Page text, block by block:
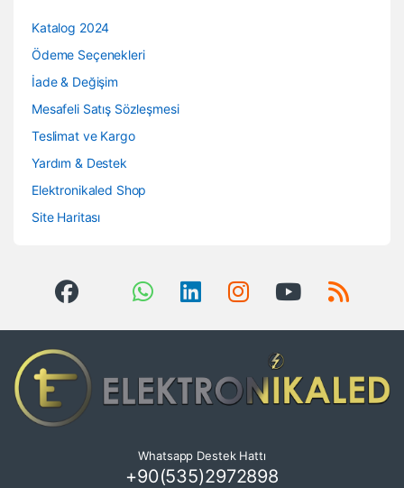
Katalog 2024
Ödeme Seçenekleri
İade & Değişim
Mesafeli Satış Sözleşmesi
Teslimat ve Kargo
Yardım & Destek
Elektronikaled Shop
Site Haritası
Whatsapp Destek Hattı
+90(535)2972898